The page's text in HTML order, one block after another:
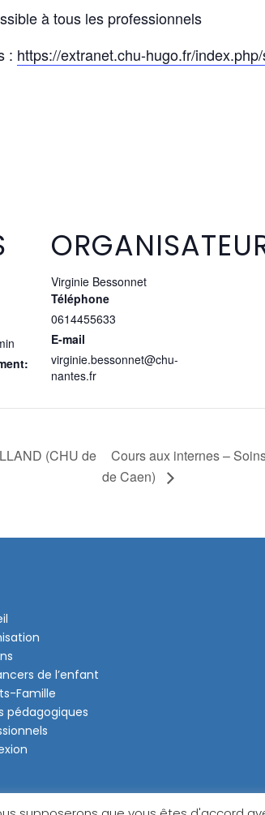
à tous les professionnels
: https://extranet.chu-hugo.fr/
Virginie Bessonnet
Téléphone
0614455633
E-mail
virginie.bessonnet@chu-
nantes.fr
(CHU de
Cours aux internes –
de Caen)
de l’enfant
Famille
pédagogiques